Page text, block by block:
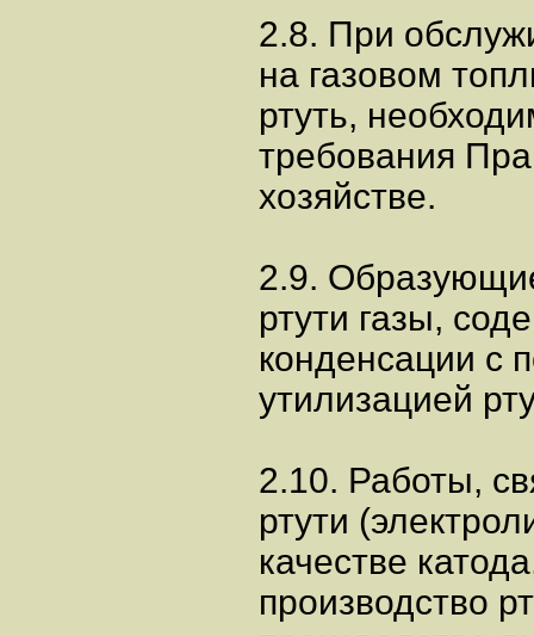
2.8. При
на газовом
ртуть,
требования
хозяйстве.
2.9.
ртути газы,
конденсации с
утилизацией
2.10. Работы,
ртути
качестве
производство